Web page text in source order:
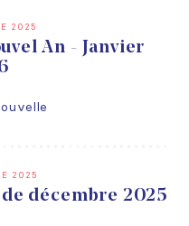
2025
An - Janvier
2025
décembre 2025